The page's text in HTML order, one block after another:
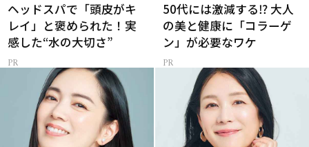
ヘッドスパで「頭皮がキ
レイ」と褒められた！実
感した“水の大切さ”
50代には激減する⁉ 大人
の美と健康に「コラーゲ
ン」が必要なワケ